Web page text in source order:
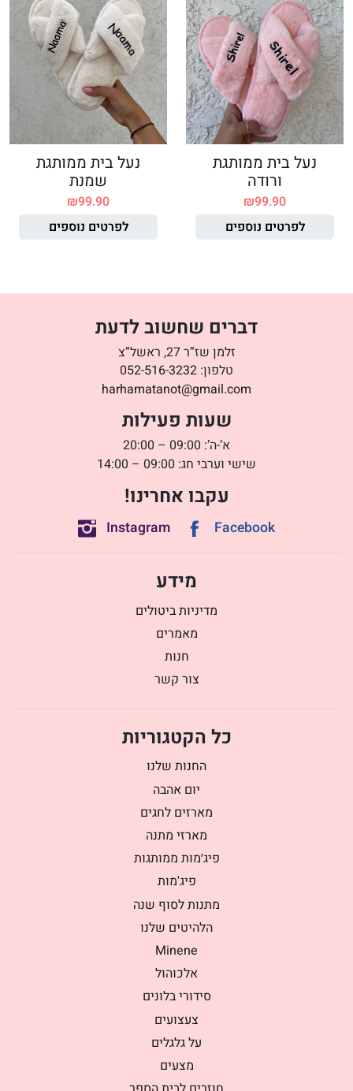
נעל בית ממותגת
ורודה
₪99.90
לפרטים נוספים
נעל בית ממותגת
שמנת
₪99.90
לפרטים נוספים
דברים שחשוב לדעת
זלמן שז”ר 27, ראשל”צ
טלפון: 052-516-3232
harhamatanot@gmail.com
שעות פעילות
א’-ה’: 09:00 – 20:00
שישי וערבי חג: 09:00 – 14:00
עקבו אחרינו!
Facebook
Instagram
מידע
מדיניות ביטולים
מאמרים
חנות
צור קשר
כל הקטגוריות
החנות שלנו
יום אהבה
מארזים לחגים
מארזי מתנה
פיג׳מות ממותגות
פיג'מות
מתנות לסוף שנה
הלהיטים שלנו
Minene
אלכוהול
סידורי בלונים
צעצועים
על גלגלים
מצעים